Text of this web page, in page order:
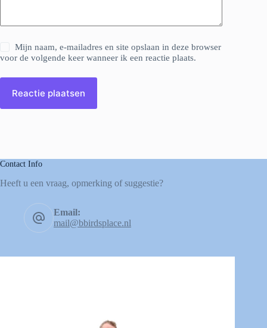
Mijn naam, e-mailadres en site opslaan in deze browser
voor de volgende keer wanneer ik een reactie plaats.
Reactie plaatsen
Contact Info
Heeft u een vraag, opmerking of suggestie?
Email:
mail@bbirdsplace.nl